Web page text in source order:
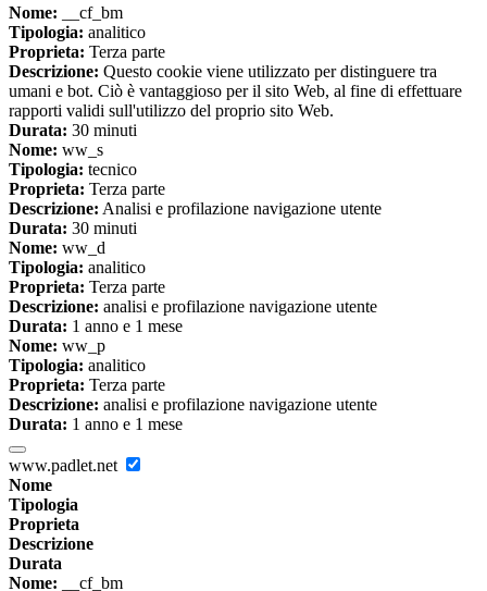
Nome: __cf_bm
Tipologia: analitico
Proprieta: Terza parte
Descrizione: Questo cookie viene utilizzato per distinguere tra
umani e bot. Ciò è vantaggioso per il sito Web, al fine di effettuare
rapporti validi sull'utilizzo del proprio sito Web.
Durata: 30 minuti
Nome: ww_s
Tipologia: tecnico
Proprieta: Terza parte
Descrizione: Analisi e profilazione navigazione utente
Durata: 30 minuti
Nome: ww_d
Tipologia: analitico
Proprieta: Terza parte
Descrizione: analisi e profilazione navigazione utente
Durata: 1 anno e 1 mese
Nome: ww_p
Tipologia: analitico
Proprieta: Terza parte
Descrizione: analisi e profilazione navigazione utente
Durata: 1 anno e 1 mese
www.padlet.net
Nome
Tipologia
Proprieta
Descrizione
Durata
Nome: __cf_bm